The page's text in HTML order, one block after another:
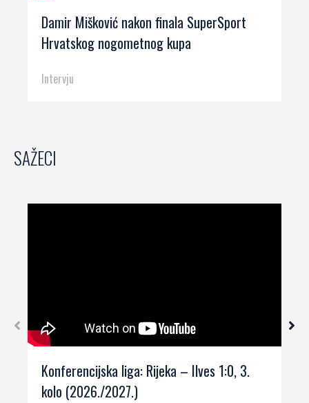
Damir Mišković nakon finala SuperSport
Hrvatskog nogometnog kupa
Intervju
SAŽECI
Konferencijska liga: Rijeka – Ilves 1:0, 3.
kolo (2026./2027.)